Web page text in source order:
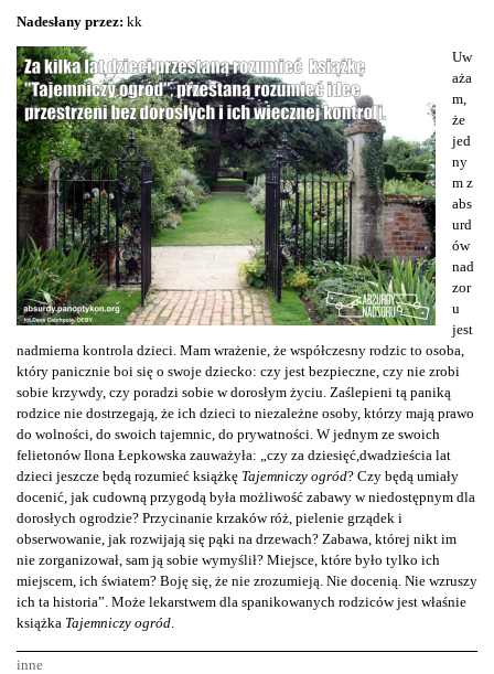
Nadesłany przez: kk
Uw
aża
m,
że
jed
ny
m z
abs
urd
ów
nad
zor
u
jest
nadmierna kontrola dzieci. Mam wrażenie, że współczesny rodzic to osoba,
który panicznie boi się o swoje dziecko: czy jest bezpieczne, czy nie zrobi
sobie krzywdy, czy poradzi sobie w dorosłym życiu. Zaślepieni tą paniką
rodzice nie dostrzegają, że ich dzieci to niezależne osoby, którzy mają prawo
do wolności, do swoich tajemnic, do prywatności. W jednym ze swoich
felietonów Ilona Łepkowska zauważyła: „czy za dziesięć,dwadzieścia lat
dzieci jeszcze będą rozumieć książkę Tajemniczy ogród? Czy będą umiały
docenić, jak cudowną przygodą była możliwość zabawy w niedostępnym dla
dorosłych ogrodzie? Przycinanie krzaków róż, pielenie grządek i
obserwowanie, jak rozwijają się pąki na drzewach? Zabawa, której nikt im
nie zorganizował, sam ją sobie wymyślił? Miejsce, które było tylko ich
miejscem, ich światem? Boję się, że nie zrozumieją. Nie docenią. Nie wzruszy
ich ta historia”. Może lekarstwem dla spanikowanych rodziców jest właśnie
książka Tajemniczy ogród.
inne